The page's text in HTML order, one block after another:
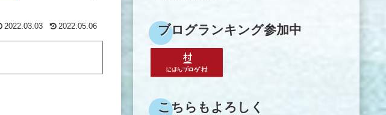
2022.03.03 2022.05.06 ブログランキング参加中
こちらもよろしく